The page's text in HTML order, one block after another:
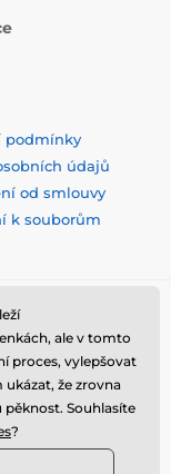
podmínky
údajů
od smlouvy
k souborům
ale v tomto
proces, vylepšovat
že zrovna
Souhlasíte
?